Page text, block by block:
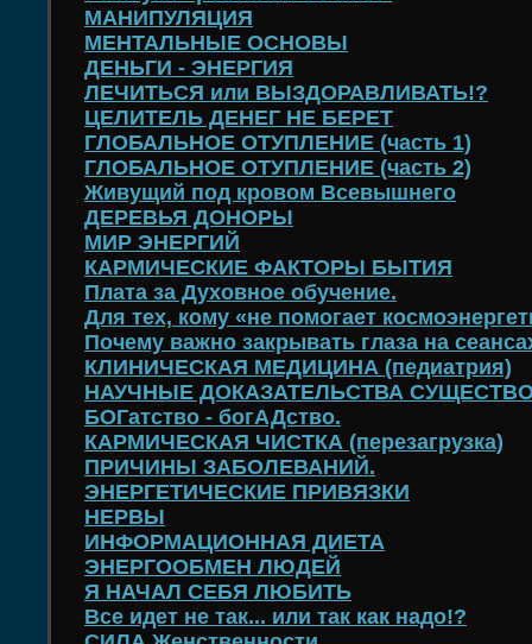
МАНИПУЛЯЦИЯ
МЕНТАЛЬНЫЕ ОСНОВЫ
ДЕНЬГИ - ЭНЕРГИЯ
ЛЕЧИТЬСЯ или ВЫЗДОРАВЛИВАТЬ!?
ЦЕЛИТЕЛЬ ДЕНЕГ НЕ БЕРЕТ
ГЛОБАЛЬНОЕ ОТУПЛЕНИЕ (часть 1)
ГЛОБАЛЬНОЕ ОТУПЛЕНИЕ (часть 2)
Живущий под кровом Всевышнего
ДЕРЕВЬЯ ДОНОРЫ
МИР ЭНЕРГИЙ
КАРМИЧЕСКИЕ ФАКТОРЫ БЫТИЯ
Плата за Духовное обучение.
Для тех, кому «не помогает
Почему важно закрывать глаза на
КЛИНИЧЕСКАЯ МЕДИЦИНА (педиатрия)
НАУЧНЫЕ ДОКАЗАТЕЛЬСТВА
БОГатство - богАДство.
КАРМИЧЕСКАЯ ЧИСТКА (перезагрузка)
ПРИЧИНЫ ЗАБОЛЕВАНИЙ.
ЭНЕРГЕТИЧЕСКИЕ ПРИВЯЗКИ
НЕРВЫ
ИНФОРМАЦИОННАЯ ДИЕТА
ЭНЕРГООБМЕН ЛЮДЕЙ
Я НАЧАЛ СЕБЯ ЛЮБИТЬ
Все идет не так... или так как надо!?